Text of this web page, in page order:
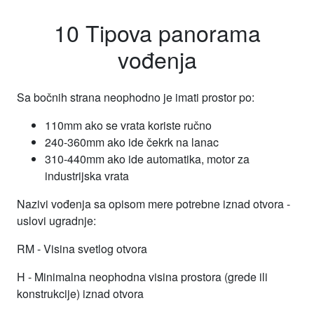
10 Tipova panorama
vođenja
Sa bočnih strana neophodno je imati prostor po:
110mm ako se vrata koriste ručno
240-360mm ako ide čekrk na lanac
310-440mm ako ide automatika, motor za
industrijska vrata
Nazivi vođenja sa opisom mere potrebne iznad otvora -
uslovi ugradnje:
RM - Visina svetlog otvora
H - Minimalna neophodna visina prostora (grede ili
konstrukcije) iznad otvora